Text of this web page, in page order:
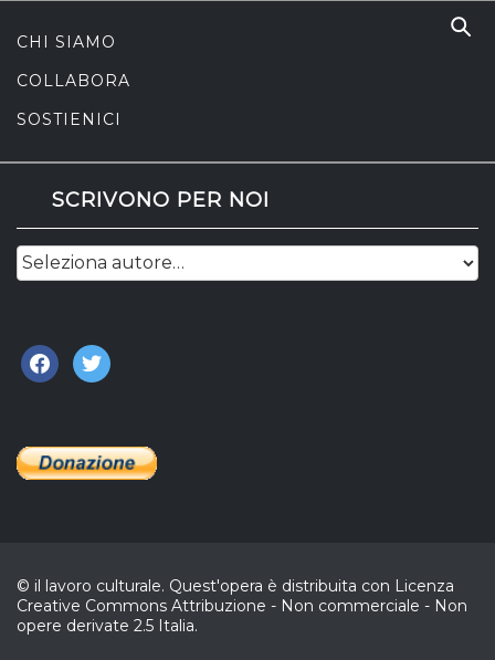
CHI SIAMO
COLLABORA
SOSTIENICI
SCRIVONO PER NOI
facebook
twitter
© il lavoro culturale. Quest'opera è distribuita con Licenza
Creative Commons Attribuzione - Non commerciale - Non
opere derivate 2.5 Italia.